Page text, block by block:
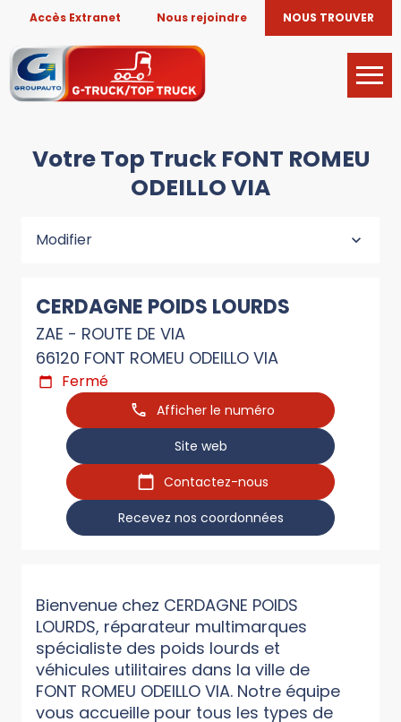
Accès Extranet Nous rejoindre NOUS TROUVER
Votre Top Truck FONT ROMEU
ODEILLO VIA
Modifier
CERDAGNE POIDS LOURDS
ZAE - ROUTE DE VIA
66120 FONT ROMEU ODEILLO VIA
Fermé
Afficher le numéro
Site web
Contactez-nous
Recevez nos coordonnées
Bienvenue chez CERDAGNE POIDS
LOURDS, réparateur multimarques
spécialiste des poids lourds et
véhicules utilitaires dans la ville de
FONT ROMEU ODEILLO VIA. Notre équipe
vous accueille pour tous les types de